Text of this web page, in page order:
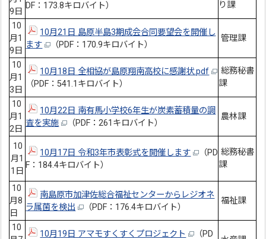
9日
DF：173.8キロバイト）
り課
10
月1
9日
10月21日 島原半島3期成会合同要望会を開催し
ます
（PDF：170.9キロバイト）
管理課
10
月1
3日
10月18日 全相協が島原翔南高校に感謝状.pdf
（PDF：541.1キロバイト）
総務秘書
課
10
月1
2日
10月22日 南有馬小学校6年生が炭素蓄積量の調
査を実施
（PDF：261キロバイト）
農林課
10
月1
1日
10月17日 令和3年市表彰式を開催します
（PD
F：184.4キロバイト）
総務秘書
課
10
月8
日
南島原市加津佐総合福祉センターからレジオネ
ラ属菌を検出
（PDF：176.4キロバイト）
福祉課
10
10月19日 アマモすくすくプロジェクト
（PD